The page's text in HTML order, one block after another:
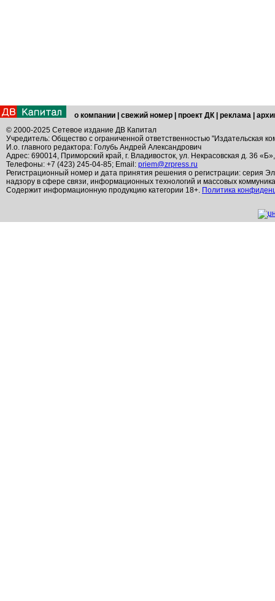
о компании свежий номер проект ДК реклама
© 2000-2025 Сетевое издание ДВ Капитал
Учредитель: Общество с ограниченной ответственностью "Издательская
И.о. главного редактора: Голубь Андрей Александрович
Адрес: 690014, Приморский край, г. Владивосток, ул. Некрасовская д. 36
Телефоны: +7 (423) 245-04-85; Email: priem@zrpress.ru
Регистрационный номер и дата принятия решения о регистрации: серия
надзору в сфере связи, информационных технологий и массовых
Содержит информационную продукцию категории 18+. Политика